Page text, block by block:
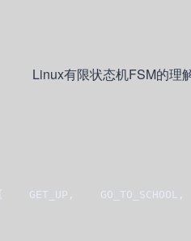
{    GET_UP,